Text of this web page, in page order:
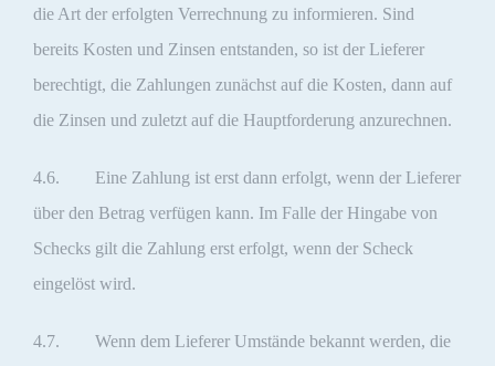
die Art der erfolgten Verrechnung zu informieren. Sind
bereits Kosten und Zinsen entstanden, so ist der Lieferer
berechtigt, die Zahlungen zunächst auf die Kosten, dann auf
die Zinsen und zuletzt auf die Hauptforderung anzurechnen.
4.6. Eine Zahlung ist erst dann erfolgt, wenn der Lieferer
über den Betrag verfügen kann. Im Falle der Hingabe von
Schecks gilt die Zahlung erst erfolgt, wenn der Scheck
eingelöst wird.
4.7. Wenn dem Lieferer Umstände bekannt werden, die